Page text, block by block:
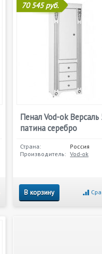
70 545 руб.
Пенал Vod-ok Версаль
патина серебро
Страна:
Россия
Производитель: Vod-ok
В корзину